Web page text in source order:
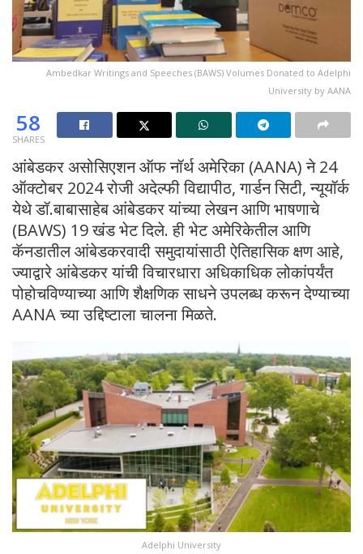
Ambedkar Writings and Speeches (BAWS) Volumes Donated to Adelphi
University by AANA
58
SHARES
आंबेडकर असोसिएशन ऑफ नॉर्थ अमेरिका (AANA) ने 24
ऑक्टोबर 2024 रोजी अदेल्फी विद्यापीठ, गार्डन सिटी, न्यूयॉर्क
येथे डॉ.बाबासाहेब आंबेडकर यांच्या लेखन आणि भाषणाचे
(BAWS) 19 खंड भेट दिले. ही भेट अमेरिकेतील आणि
कॅनडातील आंबेडकरवादी समुदायांसाठी ऐतिहासिक क्षण आहे,
ज्याद्वारे आंबेडकर यांची विचारधारा अधिकाधिक लोकांपर्यंत
पोहोचविण्याच्या आणि शैक्षणिक साधने उपलब्ध करून देण्याच्या
AANA च्या उद्दिष्टाला चालना मिळते.
Adelphi University